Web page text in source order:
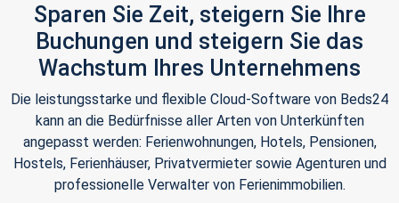
Sparen Sie Zeit, steigern Sie Ihre
Buchungen und steigern Sie das
Wachstum Ihres Unternehmens
Die leistungsstarke und flexible Cloud-Software von Beds24
kann an die Bedürfnisse aller Arten von Unterkünften
angepasst werden: Ferienwohnungen, Hotels, Pensionen,
Hostels, Ferienhäuser, Privatvermieter sowie Agenturen und
professionelle Verwalter von Ferienimmobilien.